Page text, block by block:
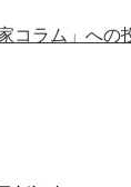
コラム」への